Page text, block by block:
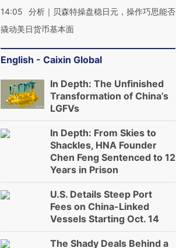
14:05
分析｜贝森特操盘稳日元，操作巧思能否
撬动美日货币基本面
English - Caixin Global
In Depth: The Unfinished
Transformation of China’s
LGFVs
In Depth: From Skies to
Shackles, HNA Founder
Chen Feng Sentenced to 12
Years in Prison
U.S. Details Steep Port
Fees on China-Linked
Vessels Starting Oct. 14
The Shady Deals Behind a